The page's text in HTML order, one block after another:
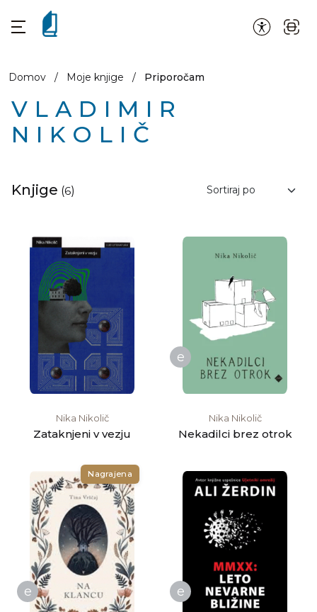
Domov / Moje knjige / Priporočam
VLADIMIR
NIKOLIČ
Knjige (6)
Nika Nikolič
Zataknjeni v vezju
e
Nika Nikolič
Nekadilci brez otrok
Nagrajena
e e